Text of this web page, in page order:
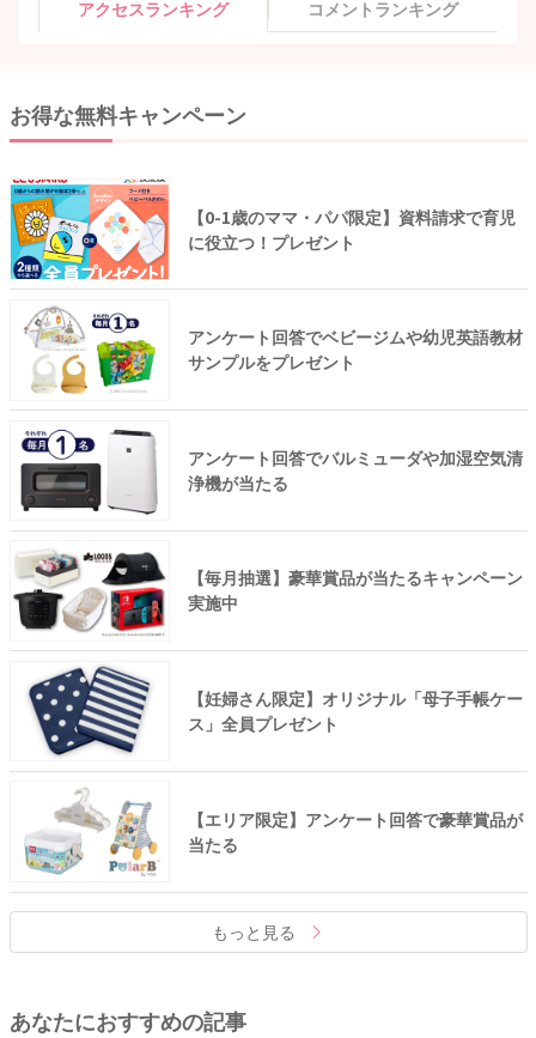
アクセスランキング コメントランキング
お得な無料キャンペーン
【0-1歳のママ・パパ限定】資料請求で育児
に役立つ！プレゼント
アンケート回答でベビージムや幼児英語教材
サンプルをプレゼント
アンケート回答でバルミューダや加湿空気清
浄機が当たる
【毎月抽選】豪華賞品が当たるキャンペーン
実施中
【妊婦さん限定】オリジナル「母子手帳ケー
ス」全員プレゼント
【エリア限定】アンケート回答で豪華賞品が
当たる
もっと見る
あなたにおすすめの記事